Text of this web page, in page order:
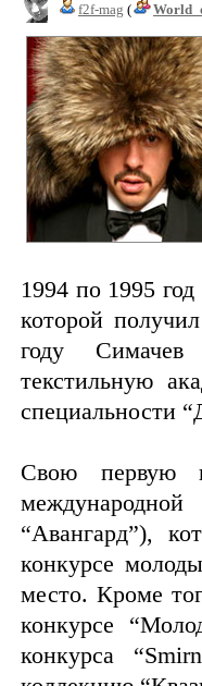
f2f-mag (
1994 по 1995
которой
году Симачев
текстильную
специальности
Свою первую
“Авангард”),
конкурсе
место. Кроме
конкурсе
конкурса